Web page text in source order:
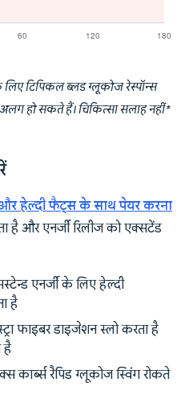
लिए टिपिकल ब्लड ग्लूकोज रेस्पॉन्स
हो सकते हैं। चिकित्सा सलाह नहीं*
और हेल्दी फैट्स के साथ पेयर करना
है और एनर्जी रिलीज को एक्सटेंड
एनर्जी के लिए हेल्दी
है
फाइबर डाइजेशन स्लो करता है
है
कार्ब्स रैपिड ग्लूकोज स्विंग रोकते